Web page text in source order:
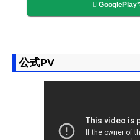
GooglePlay
公式PV